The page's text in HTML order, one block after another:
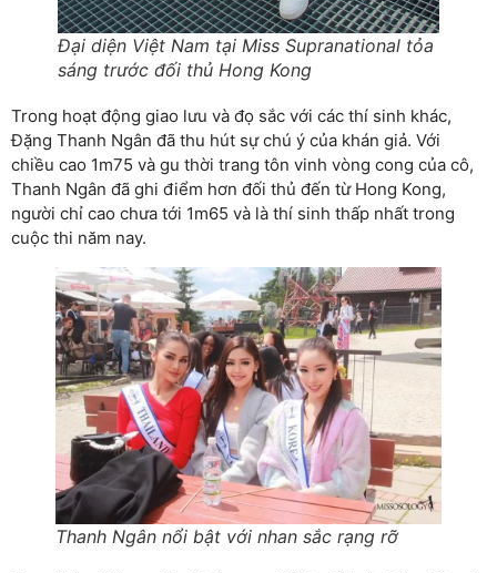
Đại diện Việt Nam tại Miss Supranational tỏa
sáng trước đối thủ Hong Kong
Trong hoạt động giao lưu và đọ sắc với các thí sinh khác,
Đặng Thanh Ngân đã thu hút sự chú ý của khán giả. Với
chiều cao 1m75 và gu thời trang tôn vinh vòng cong của cô,
Thanh Ngân đã ghi điểm hơn đối thủ đến từ Hong Kong,
người chỉ cao chưa tới 1m65 và là thí sinh thấp nhất trong
cuộc thi năm nay.
Thanh Ngân nổi bật với nhan sắc rạng rỡ